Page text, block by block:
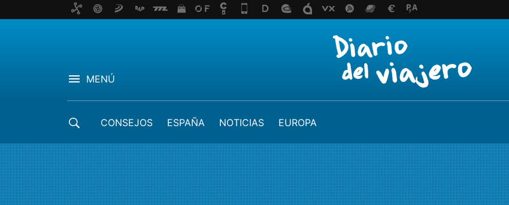
MENÚ
CONSEJOS ESPAÑA NOTICIAS EUROPA